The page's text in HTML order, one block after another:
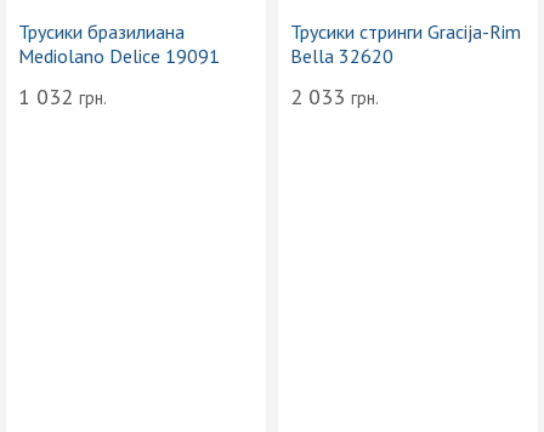
Трусики бразилиана
Mediolano Delice 19091
1 032 грн.
Трусики стринги Gracija-Rim
Bella 32620
2 033 грн.